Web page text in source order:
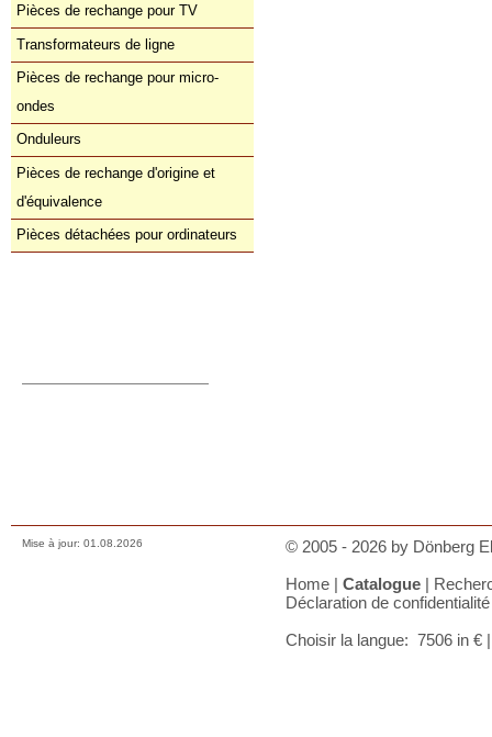
Pièces de rechange pour TV
Transformateurs de ligne
Pièces de rechange pour micro-
ondes
Onduleurs
Pièces de rechange d'origine et
d'équivalence
Pièces détachées pour ordinateurs
Mise à jour: 01.08.2026
© 2005 - 2026 by Dönberg
Home | Catalogue |
Déclaration de confidentialité
Choisir la langue:
7506 in €